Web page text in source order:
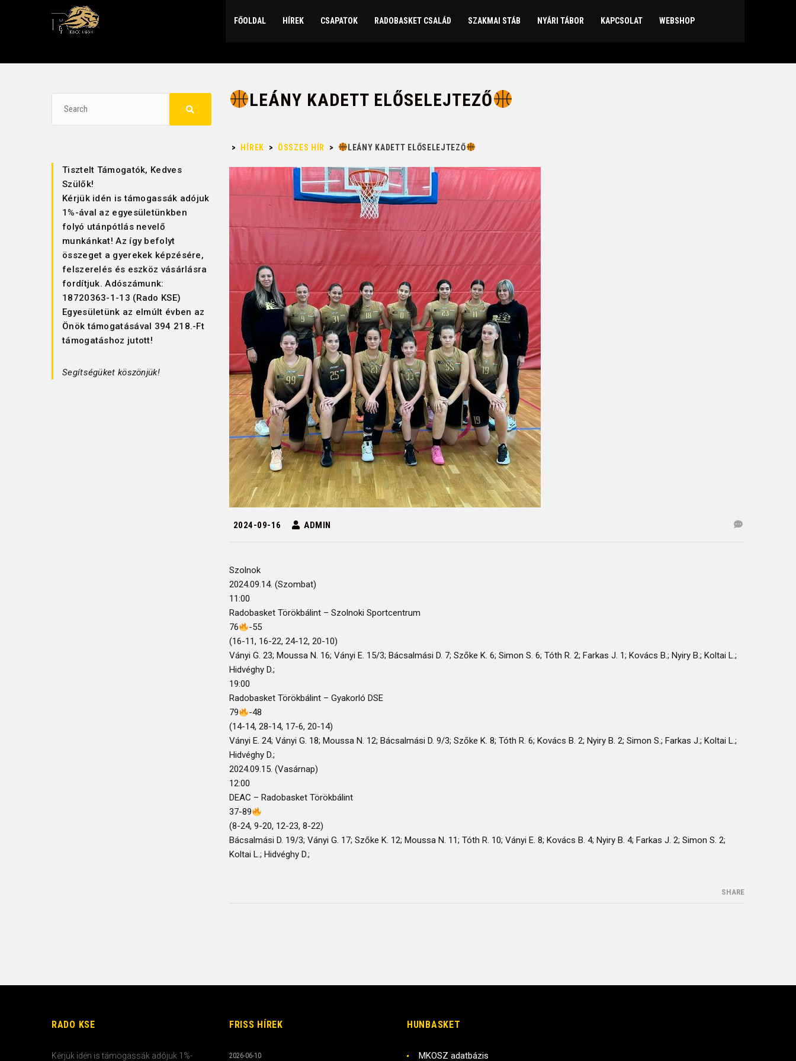
FŐOLDAL HÍREK CSAPATOK RADOBASKET CSALÁD SZAKMAI STÁB NYÁRI TÁBOR KAPCSOLAT WEBSHOP
LEÁNY KADETT ELŐSELEJTEZŐ
> HÍREK > ÖSSZES HÍR > LEÁNY KADETT ELŐSELEJTEZŐ
2024-09-16 ADMIN
Szolnok
2024.09.14. (Szombat)
11:00
Radobasket Törökbálint – Szolnoki Sportcentrum
76
-55
(16-11, 16-22, 24-12, 20-10)
Ványi G. 23; Moussa N. 16; Ványi E. 15/3; Bácsalmási D. 7; Szőke K. 6; Simon S. 6; Tóth R. 2; Farkas J. 1; Kovács B.; Nyiry B.; Koltai L.;
Hidvéghy D.;
19:00
Radobasket Törökbálint – Gyakorló DSE
79
-48
(14-14, 28-14, 17-6, 20-14)
Ványi E. 24; Ványi G. 18; Moussa N. 12; Bácsalmási D. 9/3; Szőke K. 8; Tóth R. 6; Kovács B. 2; Nyiry B. 2; Simon S.; Farkas J.; Koltai L.;
Hidvéghy D.;
2024.09.15. (Vasárnap)
12:00
DEAC – Radobasket Törökbálint
37-89
(8-24, 9-20, 12-23, 8-22)
Bácsalmási D. 19/3; Ványi G. 17; Szőke K. 12; Moussa N. 11; Tóth R. 10; Ványi E. 8; Kovács B. 4; Nyiry B. 4; Farkas J. 2; Simon S. 2;
Koltai L.; Hidvéghy D.;
SHARE
Tisztelt Támogatók, Kedves
Szülők!
Kérjük idén is támogassák adójuk
1%-ával az egyesületünkben
folyó utánpótlás nevelő
munkánkat! Az így befolyt
összeget a gyerekek képzésére,
felszerelés és eszköz vásárlásra
fordítjuk. Adószámunk:
18720363-1-13 (Rado KSE)
Egyesületünk az elmúlt évben az
Önök támogatásával 394 218.-Ft
támogatáshoz jutott!
Segítségüket köszönjük!
RADO KSE
Kérjük idén is támogassák adójuk 1%-
FRISS HÍREK
2026-06-10
HUNBASKET
MKOSZ adatbázis